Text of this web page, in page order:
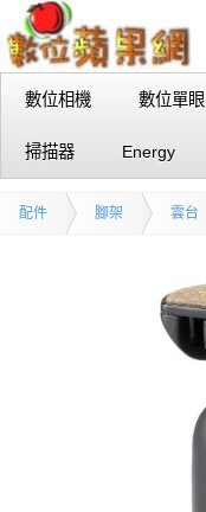
數位相機 數位單眼
掃描器 Energy
配件 腳架 雲台